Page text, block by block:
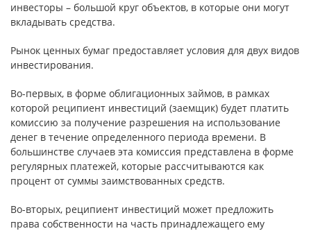
инвесторы – большой круг объектов, в которые они могут
вкладывать средства.
Рынок ценных бумаг предоставляет условия для двух видов
инвестирования.
Во-первых, в форме облигационных займов, в рамках
которой реципиент инвестиций (заемщик) будет платить
комиссию за получение разрешения на использование
денег в течение определенного периода времени. В
большинстве случаев эта комиссия представлена в форме
регулярных платежей, которые рассчитываются как
процент от суммы заимствованных средств.
Во-вторых, реципиент инвестиций может предложить
права собственности на часть принадлежащего ему